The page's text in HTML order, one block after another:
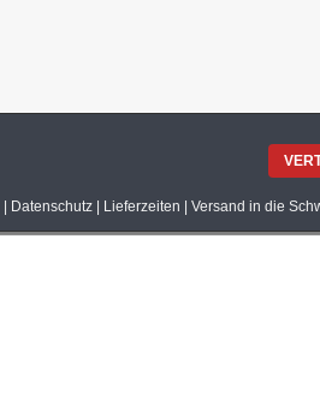
Datenschutz| Lieferzeiten Versand in die